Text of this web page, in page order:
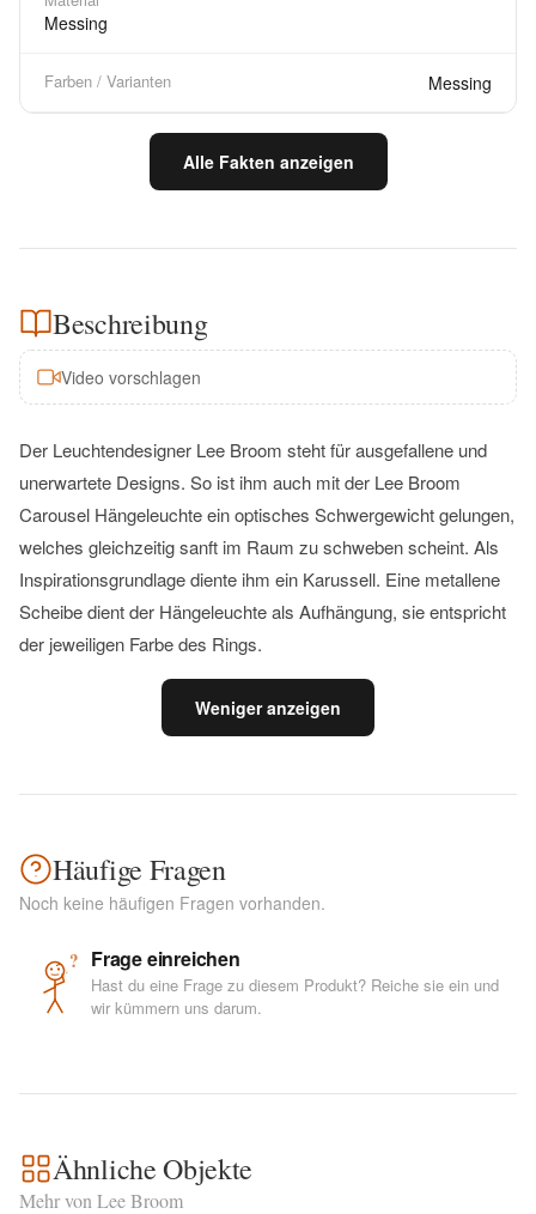
Messing
Farben / Varianten Messing
Alle Fakten anzeigen
Beschreibung
Video vorschlagen
Der Leuchtendesigner Lee Broom steht für ausgefallene und
unerwartete Designs. So ist ihm auch mit der Lee Broom
Carousel Hängeleuchte ein optisches Schwergewicht gelungen,
welches gleichzeitig sanft im Raum zu schweben scheint. Als
Inspirationsgrundlage diente ihm ein Karussell. Eine metallene
Scheibe dient der Hängeleuchte als Aufhängung, sie entspricht
der jeweiligen Farbe des Rings.
Weniger anzeigen
Häufige Fragen
Noch keine häufigen Fragen vorhanden.
? Frage einreichen
Hast du eine Frage zu diesem Produkt? Reiche sie ein und
wir kümmern uns darum.
Ähnliche Objekte
Mehr von Lee Broom